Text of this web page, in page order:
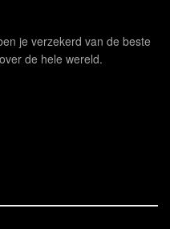
je verzekerd van de beste
de hele wereld.